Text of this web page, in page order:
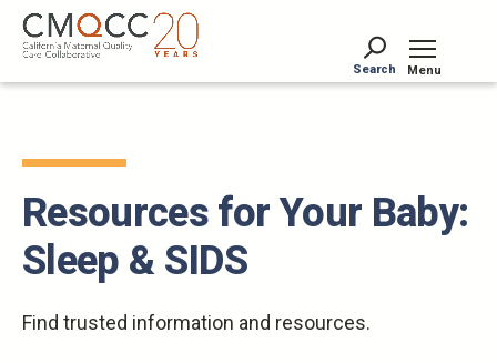
Skip
main
content
Search Menu
Resources for Your Baby:
Sleep & SIDS
Find trusted information and resources.